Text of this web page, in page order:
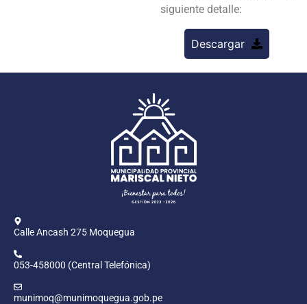
siguiente detalle:
Descargar
Calle Ancash 275 Moquegua
053-458000 (Central Telefónica)
munimoq@munimoquegua.gob.pe